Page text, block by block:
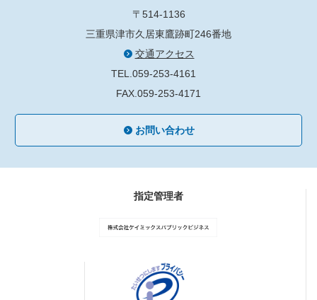
〒514-1136
三重県津市久居東鷹跡町246番地
交通アクセス
TEL.059-253-4161
FAX.059-253-4171
お問い合わせ
指定管理者